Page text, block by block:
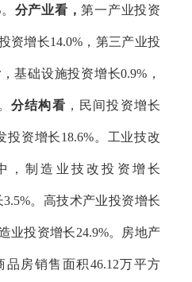
分产业看，第一产业投资
资增长14.0%，第三产业投
，基础设施投资增长0.9%，
分结构看 ，民间投资增长
投资增长18.6%。工业技改
，制造业技改投资增长
3.5%。高技术产业投资增长
业投资增长24.9%。房地产
品房销售面积46.12万平方